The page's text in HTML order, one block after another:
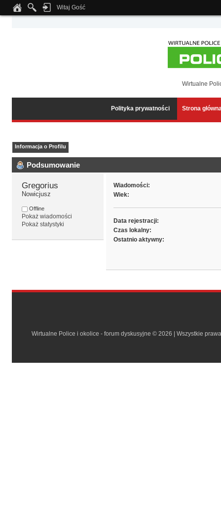
Notice: Undefined index: tapatalk_body_hook in
Witaj Gość
Wirtualne
Polityka prywatności Strona
Informacja o Profilu
Podsumowanie
Gregorius
Nowicjusz
Offline
Pokaż wiadomości
Pokaż statystyki
Wiadomości:
Wiek:
Data rejestracji:
Czas lokalny:
Ostatnio aktywny:
Wirtualne Police i okolice - forum dyskusyjne © 2026 | Wszystkie